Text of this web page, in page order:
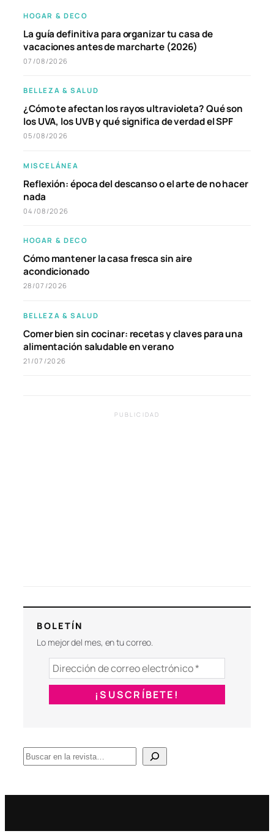
HOGAR & DECO
La guía definitiva para organizar tu casa de
vacaciones antes de marcharte (2026)
07/08/2026
BELLEZA & SALUD
¿Cómo te afectan los rayos ultravioleta? Qué son
los UVA, los UVB y qué significa de verdad el SPF
05/08/2026
MISCELÁNEA
Reflexión: época del descanso o el arte de no hacer
nada
04/08/2026
HOGAR & DECO
Cómo mantener la casa fresca sin aire
acondicionado
28/07/2026
BELLEZA & SALUD
Comer bien sin cocinar: recetas y claves para una
alimentación saludable en verano
21/07/2026
PUBLICIDAD
BOLETÍN
Lo mejor del mes, en tu correo.
B
u
c